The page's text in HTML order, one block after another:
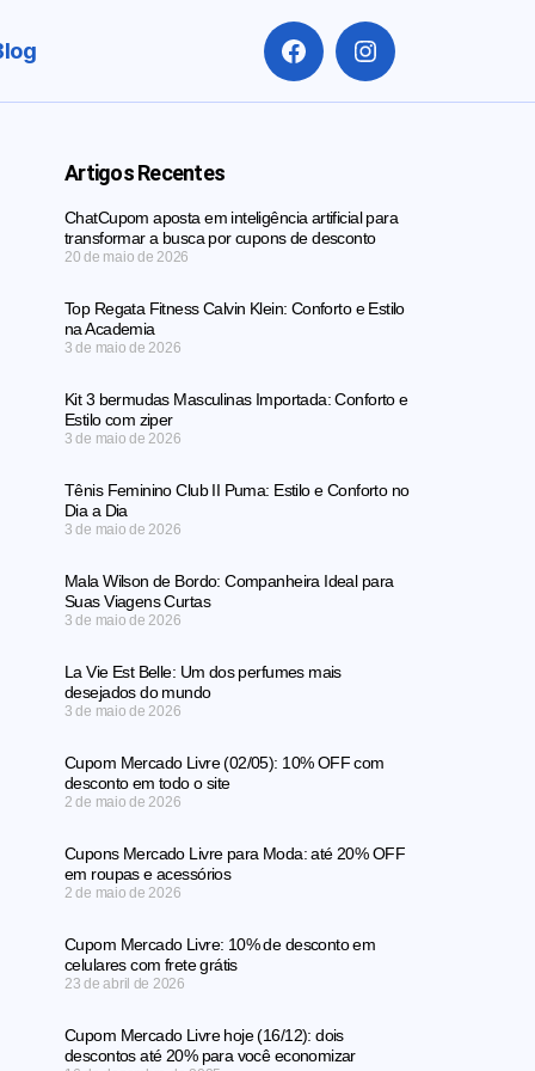
Artigos Recentes
ChatCupom aposta em inteligência artificial para
transformar a busca por cupons de desconto
20 de maio de 2026
Top Regata Fitness Calvin Klein: Conforto e Estilo
na Academia
3 de maio de 2026
Kit 3 bermudas Masculinas Importada: Conforto e
Estilo com ziper
3 de maio de 2026
Tênis Feminino Club II Puma: Estilo e Conforto no
Dia a Dia
3 de maio de 2026
Mala Wilson de Bordo: Companheira Ideal para
Suas Viagens Curtas
3 de maio de 2026
La Vie Est Belle: Um dos perfumes mais
desejados do mundo
3 de maio de 2026
Cupom Mercado Livre (02/05): 10% OFF com
desconto em todo o site
2 de maio de 2026
Cupons Mercado Livre para Moda: até 20% OFF
em roupas e acessórios
2 de maio de 2026
Cupom Mercado Livre: 10% de desconto em
celulares com frete grátis
23 de abril de 2026
Cupom Mercado Livre hoje (16/12): dois
descontos até 20% para você economizar